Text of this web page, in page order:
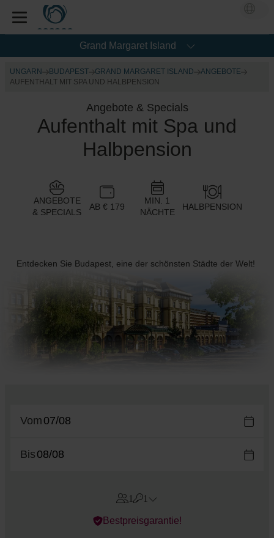
Grand Margaret Island
UNGARN BUDAPEST GRAND MARGARET ISLAND
ANGEBOTE
AUFENTHALT MIT SPA UND HALBPENSION
Angebote & Specials
Aufenthalt mit Spa und
Halbpension
ANGEBOTE
& SPECIALS
AB € 179
MIN. 1
NÄCHTE
HALBPENSION
Entdecken Sie Budapest, eine der schönsten Städte der Welt!
Vom
Bis
1 1
Errors?
Bestpreisgarantie!